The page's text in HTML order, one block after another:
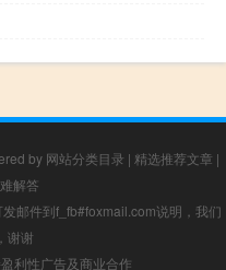
by 网站分类目录 | 精选推荐文章 |
解答
邮件到f_fb#foxmail.com说明，我们
谢谢
利性广告及商业合作